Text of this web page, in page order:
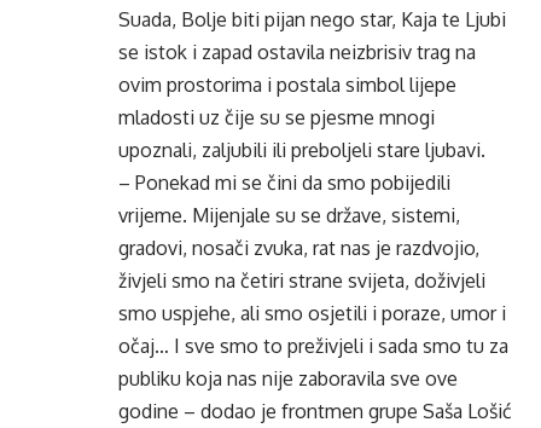
Suada, Bolje biti pijan nego star, Kaja te Ljubi
se istok i zapad ostavila neizbrisiv trag na
ovim prostorima i postala simbol lijepe
mladosti uz čije su se pjesme mnogi
upoznali, zaljubili ili preboljeli stare ljubavi.
– Ponekad mi se čini da smo pobijedili
vrijeme. Mijenjale su se države, sistemi,
gradovi, nosači zvuka, rat nas je razdvojio,
živjeli smo na četiri strane svijeta, doživjeli
smo uspjehe, ali smo osjetili i poraze, umor i
očaj… I sve smo to preživjeli i sada smo tu za
publiku koja nas nije zaboravila sve ove
godine – dodao je frontmen grupe Saša Lošić